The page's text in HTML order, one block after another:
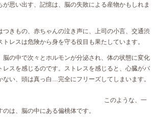
が思い出す、記憶は、脳の失敗による産物かもしれま
つきもの、赤ちゃんの泣き声に、上司の小言、交通渋
レスは危険から身を守る役目も果たしています。
脳の中で次々とホルモンが分泌され、体の状態に変化
レスを感じるのです。ストレスを感じると、心臓がバ
ない、頭は真っ白…完全にフリーズしてしまいます。
このような、一
は、脳の中にある偏桃体です。